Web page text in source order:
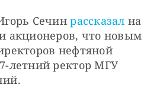
Сечин рассказал на
акционеров, что новым
нефтяной
летний ректор МГУ